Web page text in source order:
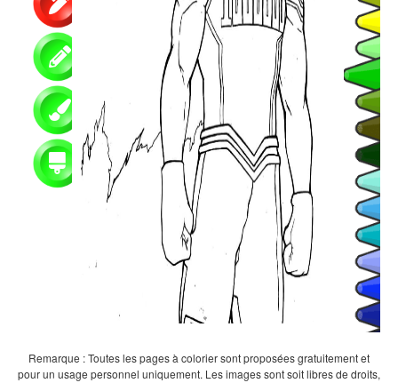
Remarque : Toutes les pages à colorier sont proposées gratuitement et
pour un usage personnel uniquement. Les images sont soit libres de droits,